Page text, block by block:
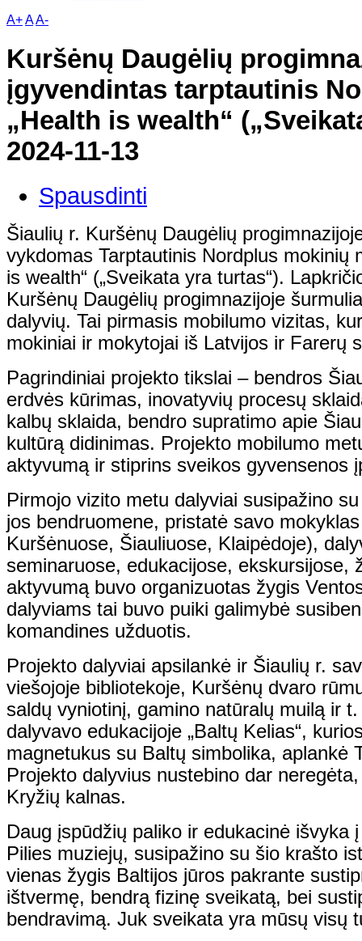
A+AA-
Kuršėnų Daugėlių
įgyvendintas tarptautinis
„Health is wealth“
2024-11-13
Spausdinti
Šiaulių r. Kuršėnų Daugėlių
vykdomas Tarptautinis Nordplus mokinių
is wealth“ („Sveikata yra turtas“). L
Kuršėnų Daugėlių progimnazijoje
dalyvių. Tai pirmasis mobilumo vizitas,
mokiniai ir mokytojai iš Latvijos ir Farerų
Pagrindiniai projekto tikslai – bendros
erdvės kūrimas, inovatyvių procesų
kalbų sklaida, bendro supratimo apie
kultūrą didinimas. Projekto mobilumo
aktyvumą ir stiprins sveikos gyvensenos
Pirmojo vizito metu dalyviai susipažino
jos bendruomene, pristatė savo
Kuršėnuose, Šiauliuose, Klaipėdoje),
seminaruose, edukacijose, ekskursijose,
aktyvumą buvo organizuotas žygis
dalyviams tai buvo puiki galimybė
komandines užduotis.
Projekto dalyviai apsilankė ir Šiaulių r.
viešojoje bibliotekoje, Kuršėnų dvaro
saldų vyniotinį, gamino natūralų muilą ir
dalyvavo edukacijoje „Baltų Kelias“,
magnetukus su Baltų simbolika, aplankė
Projekto dalyvius nustebino dar
Kryžių kalnas.
Daug įspūdžių paliko ir edukacinė išvyka
Pilies muziejų, susipažino su šio krašto
vienas žygis Baltijos jūros pakrante
ištvermę, bendrą fizinę sveikatą, bei
bendravimą. Juk sveikata yra mūsų visų